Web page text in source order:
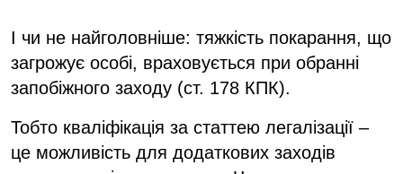
І чи не найголовніше: тяжкість покарання, що
загрожує особі, враховується при обранні
запобіжного заходу (ст. 178 КПК).
Тобто кваліфікація за статтею легалізації –
це можливість для додаткових заходів